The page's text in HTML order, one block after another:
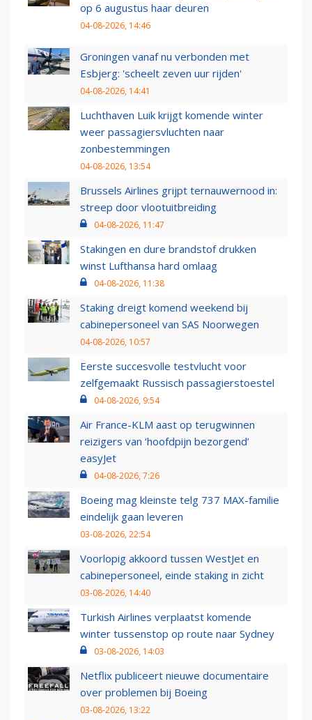
op 6 augustus haar deuren
04-08-2026, 14:46
Groningen vanaf nu verbonden met
Esbjerg: 'scheelt zeven uur rijden'
04-08-2026, 14:41
Luchthaven Luik krijgt komende winter
weer passagiersvluchten naar
zonbestemmingen
04-08-2026, 13:54
Brussels Airlines grijpt ternauwernood in:
streep door vlootuitbreiding
04-08-2026, 11:47
Stakingen en dure brandstof drukken
winst Lufthansa hard omlaag
04-08-2026, 11:38
Staking dreigt komend weekend bij
cabinepersoneel van SAS Noorwegen
04-08-2026, 10:57
Eerste succesvolle testvlucht voor
zelfgemaakt Russisch passagierstoestel
04-08-2026, 9:54
Air France-KLM aast op terugwinnen
reizigers van ‘hoofdpijn bezorgend’
easyJet
04-08-2026, 7:26
Boeing mag kleinste telg 737 MAX-familie
eindelijk gaan leveren
03-08-2026, 22:54
Voorlopig akkoord tussen WestJet en
cabinepersoneel, einde staking in zicht
03-08-2026, 14:40
Turkish Airlines verplaatst komende
winter tussenstop op route naar Sydney
03-08-2026, 14:03
Netflix publiceert nieuwe documentaire
over problemen bij Boeing
03-08-2026, 13:22